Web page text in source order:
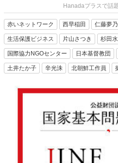
Hanadaプラスで話
赤いネットワーク 西早稲田 仁藤夢乃
生活保護ビジネス 片山さつき 杉田
国際協力NGOセンター 日本基督教団
土井たか子 辛光洙 北朝鮮工作員